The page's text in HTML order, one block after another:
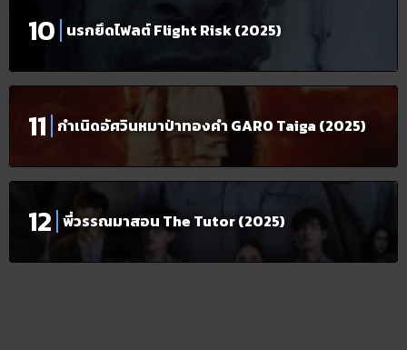
นรกยึดไฟลต์ Flight Risk (2025)
กำเนิดอัศวินหมาป่าทองคำ GARO Taiga (2025)
พี่วรรณมาสอน The Tutor (2025)